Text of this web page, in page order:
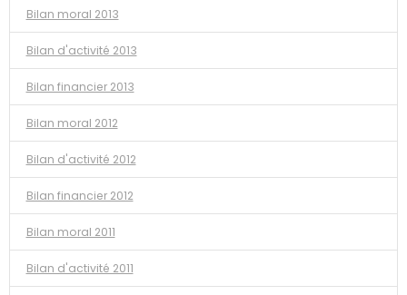
Bilan moral 2013
Bilan d'activité 2013
Bilan financier 2013
Bilan moral 2012
Bilan d'activité 2012
Bilan financier 2012
Bilan moral 2011
Bilan d'activité 2011